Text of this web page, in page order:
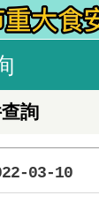
詢
03-10